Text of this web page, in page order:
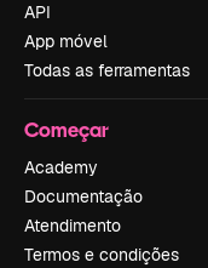
API
App móvel
Todas as ferramentas
Começar
Academy
Documentação
Atendimento
Termos e condições